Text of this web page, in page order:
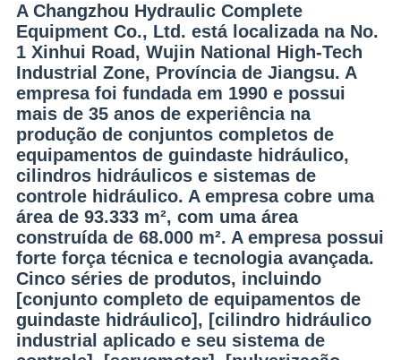
A Changzhou Hydraulic Complete
Equipment Co., Ltd. está localizada na No.
1 Xinhui Road, Wujin National High-Tech
Industrial Zone, Província de Jiangsu. A
empresa foi fundada em 1990 e possui
mais de 35 anos de experiência na
produção de conjuntos completos de
equipamentos de guindaste hidráulico,
cilindros hidráulicos e sistemas de
controle hidráulico. A empresa cobre uma
área de 93.333 m², com uma área
construída de 68.000 m². A empresa possui
forte força técnica e tecnologia avançada.
Cinco séries de produtos, incluindo
[conjunto completo de equipamentos de
guindaste hidráulico], [cilindro hidráulico
industrial aplicado e seu sistema de